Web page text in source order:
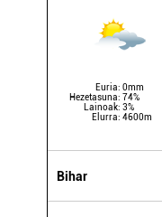
Euria: 0mm
Hezetasuna: 74%
Lainoak: 3%
Elurra: 4600m
Bihar